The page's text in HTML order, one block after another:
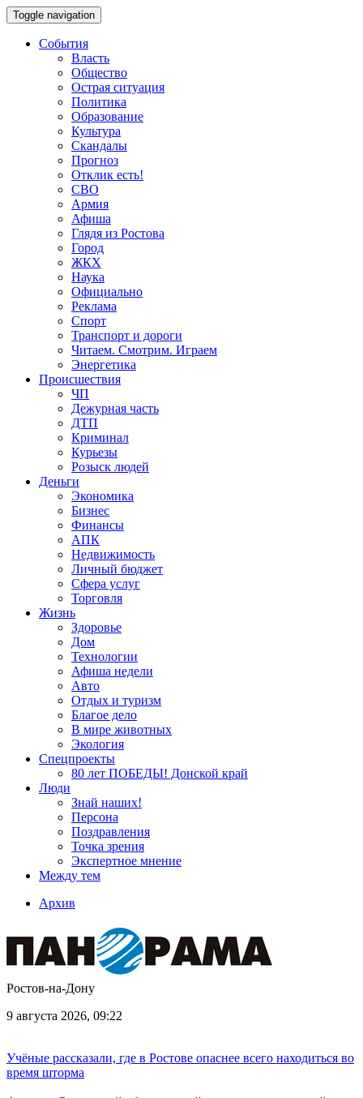
Toggle navigation
События
Власть
Общество
Острая ситуация
Политика
Образование
Культура
Скандалы
Прогноз
Отклик есть!
СВО
Армия
Афиша
Глядя из Ростова
Город
ЖКХ
Наука
Официально
Реклама
Спорт
Транспорт и дороги
Читаем. Смотрим. Играем
Энергетика
Происшествия
ЧП
Дежурная часть
ДТП
Криминал
Курьезы
Розыск людей
Деньги
Экономика
Бизнес
Финансы
АПК
Недвижимость
Личный бюджет
Сфера услуг
Торговля
Жизнь
Здоровье
Дом
Технологии
Афиша недели
Авто
Отдых и туризм
Благое дело
В мире животных
Экология
Спецпроекты
80 лет ПОБЕДЫ! Донской край
Люди
Знай наших!
Персона
Поздравления
Точка зрения
Экспертное мнение
Между тем
Архив
Ростов-на-Дону
9 августа 2026, 09:22
Учёные рассказали, где в Ростове опаснее всего находиться во
время шторма